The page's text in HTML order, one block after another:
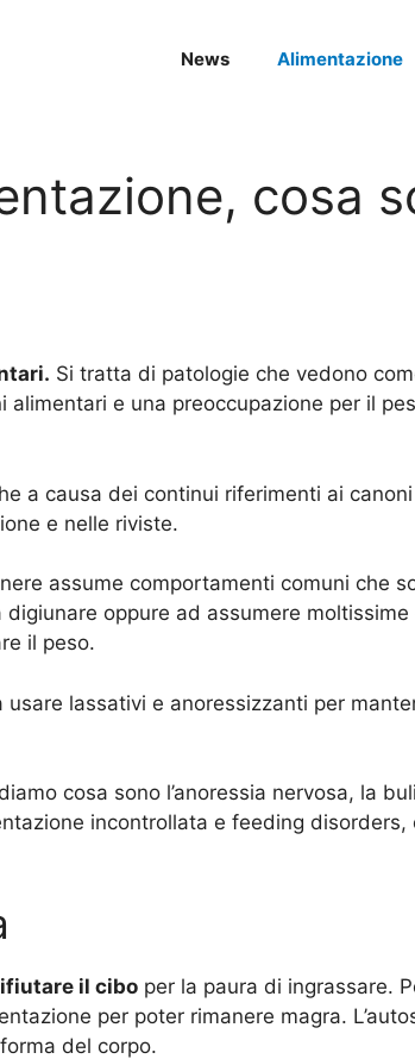
News Alimentazione
cosa
Si tratta di patologie che vedono
e una preoccupazione per il
a causa dei continui riferimenti ai
e nelle riviste.
assume comportamenti comuni che
digiunare oppure ad assumere
il peso.
lassativi e anoressizzanti per
cosa sono l’anoressia nervosa, la
incontrollata e feeding disorders,
il cibo per la paura di ingrassare.
per poter rimanere magra.
del corpo.